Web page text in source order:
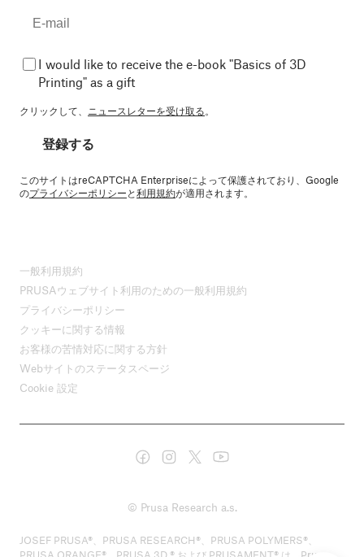
I would like to receive the e-book "Basics of 3D
Printing" as a gift
クリックして、 ニュースレターを受け取る。
登録する
このサイトはreCAPTCHA Enterpriseによって保護されており、Google
のプライバシーポリシーと利用規約が適用されます。
一般利用規約
PRUSAウェブサイト利用のための一般利用規約
プライバシーポリシー
クッキーに関する情報
お客様の苦情対応に関する方針
Webサイトのステータスページ
Cookie 設定
© Prusa Research a.s.
JOSEF PRUSA®、PRUSA RESEARCH®、PRUSA POLYMERS®、